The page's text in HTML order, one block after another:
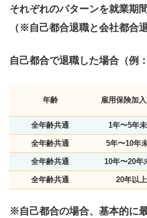
それぞれのパターンを就業期
（※自己都合退職と会社都合
自己都合で退職した場合（例
年齢 雇用保険加
全年齢共通 1年〜5年
全年齢共通 5年〜10年
全年齢共通 10年〜20年
全年齢共通 20年以上
※自己都合の場合、基本的に